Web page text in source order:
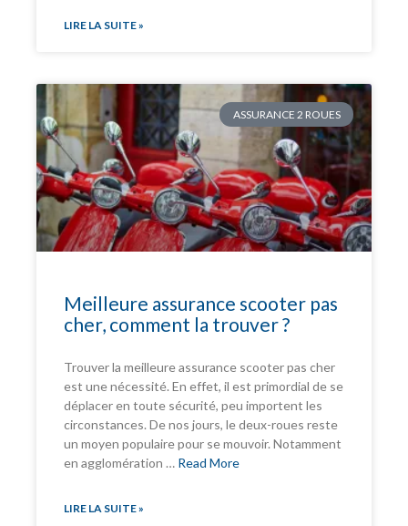
LIRE LA SUITE »
ASSURANCE 2 ROUES
Meilleure assurance scooter pas
cher, comment la trouver ?
Trouver la meilleure assurance scooter pas cher
est une nécessité. En effet, il est primordial de se
déplacer en toute sécurité, peu importent les
circonstances. De nos jours, le deux-roues reste
un moyen populaire pour se mouvoir. Notamment
en agglomération … Read More
LIRE LA SUITE »